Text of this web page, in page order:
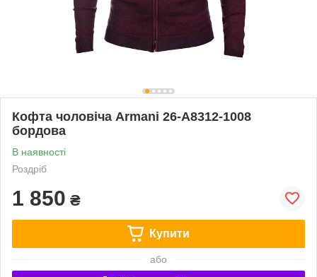
Кофта чоловіча Armani 26-A8312-1008
бордова
В наявності
Роздріб
1 850 ₴
Купити
або